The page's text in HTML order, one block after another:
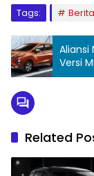
Tags:
Aliansi
Versi
Related